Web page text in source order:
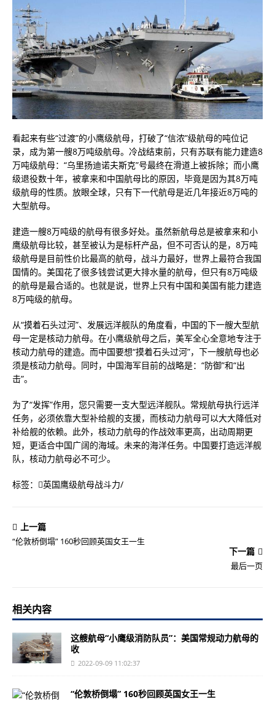
看起来有些“过渡”的小鹰级航母，打破了“信浓”级航母的吨位记
录，成为第一艘8万吨级航母。冷战结束前，只有苏联有能力建造8
万吨级航母：“乌里扬迪诺夫斯克”号最终在滑道上被拆除；而小鹰
级退役数十年，被拿来和中国航母比的原因，毕竟是因为其8万吨
级航母的性质。放眼全球，只有下一代航母是近几年接近8万吨的
大型航母。
建造一艘8万吨级的航母有很多好处。虽然新航母总是被拿来和小
鹰级航母比较，甚至被认为是标杆产品，但不可否认的是，8万吨
级航母是目前性价比最高的航母，战斗力最好，世界上最符合我国
国情的。美国花了很多钱尝试更大排水量的航母，但只有8万吨级
的航母是最合适的。也就是说，世界上只有中国和美国有能力建造
8万吨级的航母。
从“摸着石头过河”、发展远洋舰队的角度看，中国的下一艘大型航
母一定是核动力航母。在小鹰级航母之后，美军全心全意地专注于
核动力航母的建造。而中国要想“摸着石头过河”，下一艘航母也必
须是核动力航母。同时，中国海军目前的战略是：“防御”和“出
击”。
为了“发挥”作用，您只需要一支大型远洋舰队。常规航母执行远洋
任务，必须依靠大型补给舰的支援，而核动力航母可以大大降低对
补给舰的依赖。此外，核动力航母的作战效率更高，出动周期更
短，更适合中国广阔的海域。未来的海洋任务。中国要打造远洋舰
队，核动力航母必不可少。
标签： 英国鹰级航母战斗力/
上一篇
“伦敦桥倒塌” 160秒回顾英国女王一生
下一篇
最后一页
相关内容
这艘航母“小鹰级消防队员”：美国常规动力航母的
收
2022-09-09 11:02:37
“伦敦桥倒塌” 160秒回顾英国女王一生